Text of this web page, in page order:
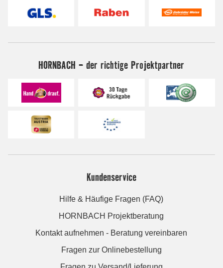
HORNBACH - der richtige Projektpartner
Kundenservice
Hilfe & Häufige Fragen (FAQ)
HORNBACH Projektberatung
Kontakt aufnehmen - Beratung vereinbaren
Fragen zur Onlinebestellung